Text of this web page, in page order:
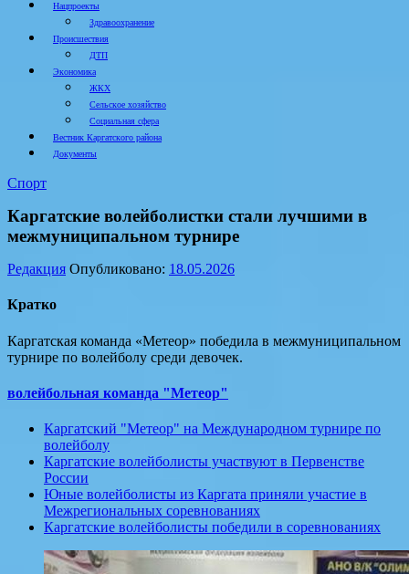
Нацпроекты
Здравоохранение
Происшествия
ДТП
Экономика
ЖКХ
Сельское хозяйство
Социальная сфера
Вестник Каргатского района
Документы
Спорт
Каргатские волейболистки стали лучшими в
межмуниципальном турнире
Редакция Опубликовано: 18.05.2026
Кратко
Каргатская команда «Метеор» победила в межмуниципальном
турнире по волейболу среди девочек.
волейбольная команда "Метеор"
Каргатский "Метеор" на Международном турнире по
волейболу
Каргатские волейболисты участвуют в Первенстве
России
Юные волейболисты из Каргата приняли участие в
Межрегиональных соревнованиях
Каргатские волейболисты победили в соревнованиях